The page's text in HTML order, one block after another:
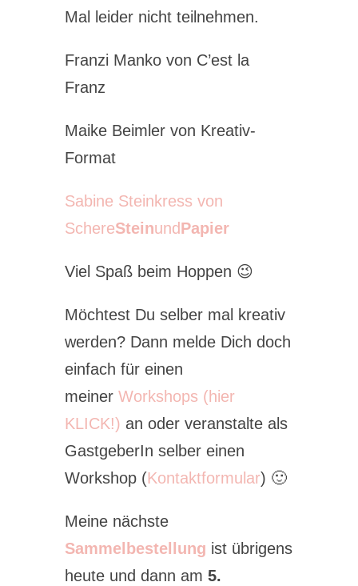
Mal leider nicht teilnehmen.
Franzi Manko von C’est la
Franz
Maike Beimler von Kreativ-
Format
Sabine Steinkress von
SchereSteinundPapier
Viel Spaß beim Hoppen 😉
Möchtest Du selber mal kreativ
werden? Dann melde Dich doch
einfach für einen
meiner Workshops (hier
KLICK!) an oder veranstalte als
GastgeberIn selber einen
Workshop (Kontaktformular) 🙂
Meine nächste
Sammelbestellung ist übrigens
heute und dann am 5.